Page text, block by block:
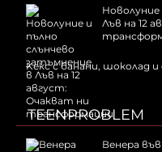
Новолуние
Лъв на 12
Kекс с банани, шоколад и
TEENPROBLEM
Венера